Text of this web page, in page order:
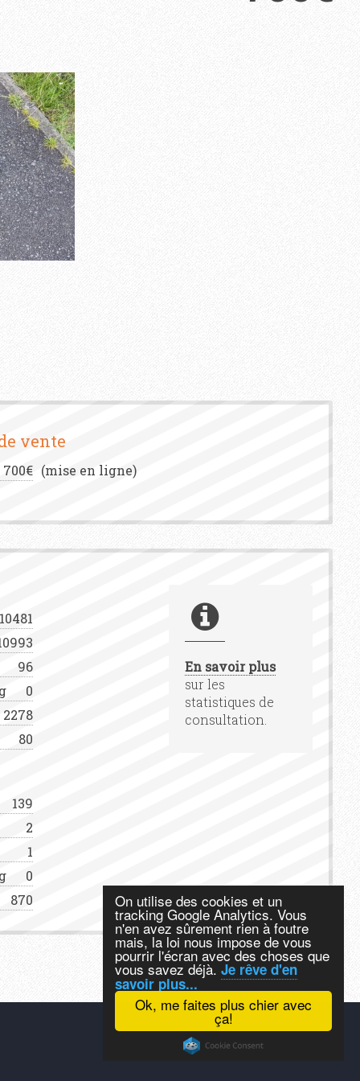
Ok, me faites plus chier avec
ça!
On utilise des cookies et un
tracking Google Analytics. Vous
n'en avez sûrement rien à foutre
mais, la loi nous impose de vous
pourrir l'écran avec des choses que
vous savez déjà. Je rêve d'en
savoir plus...
vente
700€ (mise en ligne)
96
0
2278
80
139
2
1
0
870
En savoir plus
sur les
statistiques de
consultation.